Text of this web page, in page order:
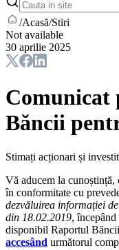
/Acasă/Stiri
Not available
30 aprilie 2025
Băncii
Stimați acționari și
Vă aducem la
în conformitate cu
dezvăluirea informației
din 18.02.2019,
disponibil Raportul
accesând următorul